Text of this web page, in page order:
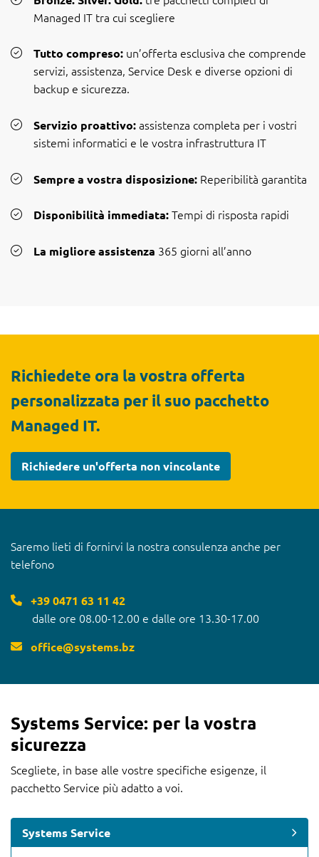
Managed IT tra cui scegliere
Tutto compreso: un’offerta esclusiva che comprende
servizi, assistenza, Service Desk e diverse opzioni di
backup e sicurezza.
Servizio proattivo:assistenza completa per i vostri
sistemi informatici e le vostra infrastruttura IT
Sempre a vostra disposizione: Reperibilità garantita
Disponibilità immediata:Tempi di risposta rapidi
La migliore assistenza 365 giorni all’anno
Richiedete ora la vostra offerta
personalizzata per il suo pacchetto
Managed IT.
Richiedere un'offerta non vincolante
Saremo lieti di fornirvi la nostra consulenza anche per
telefono
+39 0471 63 11 42
dalle ore 08.00-12.00 e dalle ore 13.30-17.00
office@systems.bz
Systems Service: per la vostra
sicurezza
Scegliete, in base alle vostre specifiche esigenze, il
pacchetto Service più adatto a voi.
Systems Service